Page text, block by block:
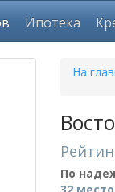
Ипотека
На
По